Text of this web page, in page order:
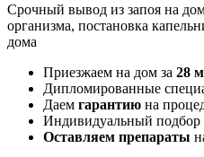
Срочный вывод из запоя на
организма, постановка
дома
Приезжаем на дом за 28
Дипломированные
Даем гарантию на
Индивидуальный подбор
Оставляем препараты